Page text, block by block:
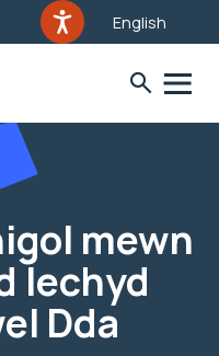
English
mewn
Iechyd
Dda